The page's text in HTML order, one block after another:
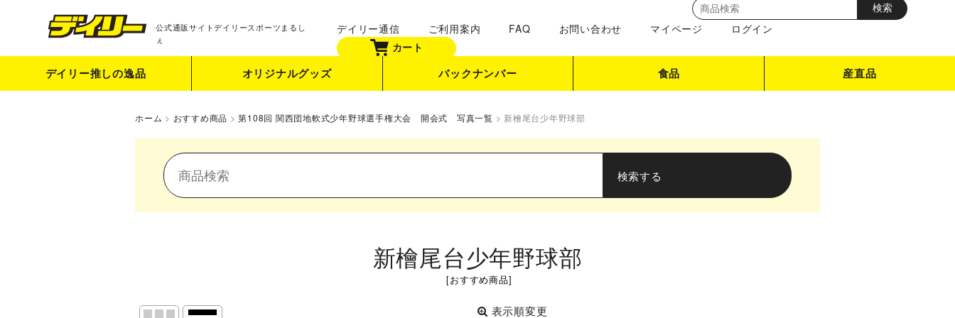
公式通販サイトデイリースポーツまるし
ぇ
デイリー通信 ご利用案内 FAQ お問い合わせ マイページ
ログイン
カート
デイリー推しの逸品 オリジナルグッズ バックナンバー 食品 産直品
ホーム > おすすめ商品 > 第108回 関西団地軟式少年野球選手権大会 開会式 写真一覧 > 新檜尾台少年野球部
新檜尾台少年野球部
[おすすめ商品]
表示順変更